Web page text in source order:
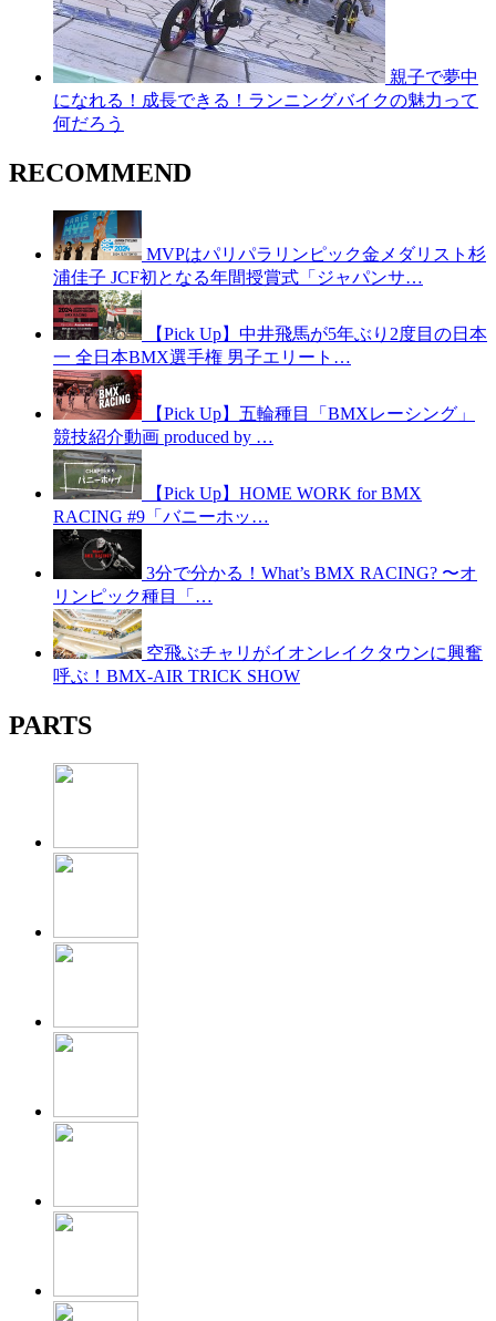
親子で夢中
になれる！成長できる！ランニングバイクの魅力って
何だろう
RECOMMEND
MVPはパリパラリンピック金メダリスト杉
浦佳子 JCF初となる年間授賞式「ジャパンサ…
【Pick Up】中井飛馬が5年ぶり2度目の日本
一 全日本BMX選手権 男子エリート…
【Pick Up】五輪種目「BMXレーシング」
競技紹介動画 produced by …
【Pick Up】HOME WORK for BMX
RACING #9「バニーホッ…
3分で分かる！What’s BMX RACING? 〜オ
リンピック種目「…
空飛ぶチャリがイオンレイクタウンに興奮
呼ぶ！BMX-AIR TRICK SHOW
PARTS